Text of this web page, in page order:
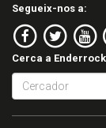
Segueix-nos a:
Cerca a